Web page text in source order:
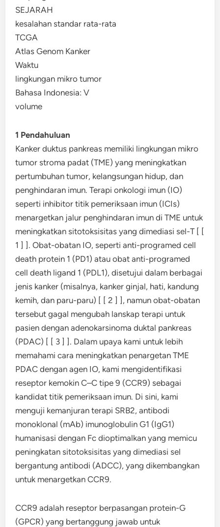
SEJARAH
kesalahan standar rata-rata
TCGA
Atlas Genom Kanker
Waktu
lingkungan mikro tumor
Bahasa Indonesia: V
volume
1 Pendahuluan
Kanker duktus pankreas memiliki lingkungan mikro
tumor stroma padat (TME) yang meningkatkan
pertumbuhan tumor, kelangsungan hidup, dan
penghindaran imun. Terapi onkologi imun (IO)
seperti inhibitor titik pemeriksaan imun (ICIs)
menargetkan jalur penghindaran imun di TME untuk
meningkatkan sitotoksisitas yang dimediasi sel-T [ [
1 ] ]. Obat-obatan IO, seperti anti-programed cell
death protein 1 (PD1) atau obat anti-programed
cell death ligand 1 (PDL1), disetujui dalam berbagai
jenis kanker (misalnya, kanker ginjal, hati, kandung
kemih, dan paru-paru) [ [ 2 ] ], namun obat-obatan
tersebut gagal mengubah lanskap terapi untuk
pasien dengan adenokarsinoma duktal pankreas
(PDAC) [ [ 3 ] ]. Dalam upaya kami untuk lebih
memahami cara meningkatkan penargetan TME
PDAC dengan agen IO, kami mengidentifikasi
reseptor kemokin C–C tipe 9 (CCR9) sebagai
kandidat titik pemeriksaan imun. Di sini, kami
menguji kemanjuran terapi SRB2, antibodi
monoklonal (mAb) imunoglobulin G1 (IgG1)
humanisasi dengan Fc dioptimalkan yang memicu
peningkatan sitotoksisitas yang dimediasi sel
bergantung antibodi (ADCC), yang dikembangkan
untuk menargetkan CCR9.
CCR9 adalah reseptor berpasangan protein-G
(GPCR) yang bertanggung jawab untuk